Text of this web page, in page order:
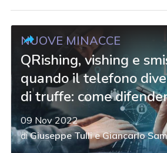
NUOVE MINACCE
QRishing, vishing e
quando il telefono
di truffe: come
09 Nov 2022
diGiuseppe Tulli e Giancarlo